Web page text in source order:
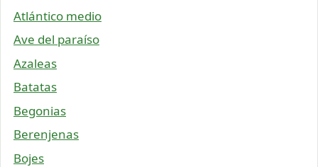
Atlántico medio
Ave del paraíso
Azaleas
Batatas
Begonias
Berenjenas
Bojes